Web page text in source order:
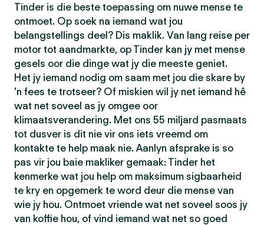
Tinder is die beste toepassing om nuwe mense te
ontmoet. Op soek na iemand wat jou
belangstellings deel? Dis maklik. Van lang reise per
motor tot aandmarkte, op Tinder kan jy met mense
gesels oor die dinge wat jy die meeste geniet.
Het jy iemand nodig om saam met jou die skare by
'n fees te trotseer? Of miskien wil jy net iemand hê
wat net soveel as jy omgee oor
klimaatsverandering. Met ons 55 miljard pasmaats
tot dusver is dit nie vir ons iets vreemd om
kontakte te help maak nie. Aanlyn afsprake is so
pas vir jou baie makliker gemaak: Tinder het
kenmerke wat jou help om maksimum sigbaarheid
te kry en opgemerk te word deur die mense van
wie jy hou. Ontmoet vriende wat net soveel soos jy
van koffie hou, of vind iemand wat net so goed